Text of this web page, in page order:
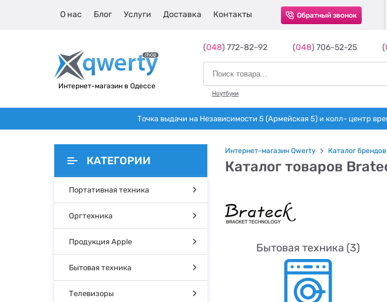
О нас Блог Услуги Доставка Контакты Обратный звонок
Интернет-магазин в Одессе
(048) 772-82-92 (048) 706-52-25 (
Ноутбуки
Точка выдачи на Независимости 5 (Армейская 5) и колл- центр
КАТЕГОРИИ
Портативная техника
Оргтехника
Продукция Apple
Бытовая техника
Телевизоры
Интернет-магазин Qwerty Каталог брендов
Каталог товаров
Бытовая техника (3)